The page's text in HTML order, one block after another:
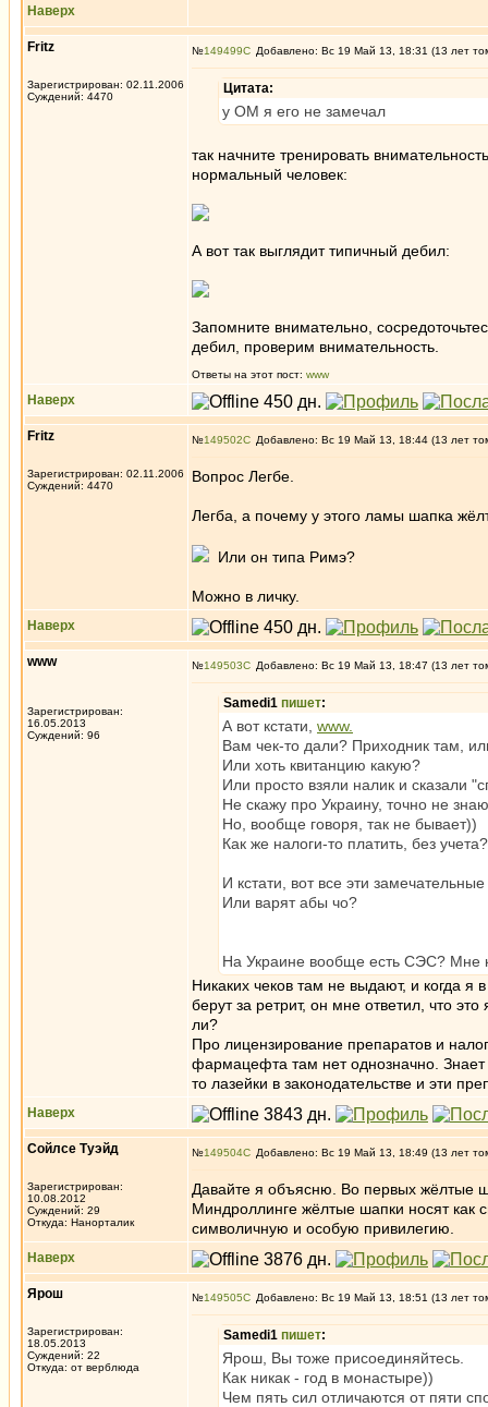
Наверх
Fritz
Зарегистрирован: 02.11.2006
Суждений: 4470
№149499 Добавлено: Вс 19 Май 13, 18:31 (13 лет
Цитата:
у ОМ я его не замечал
так начните тренировать
нормальный человек:
А вот так выглядит типичный дебил:
Запомните внимательно,
дебил, проверим внимательность.
Ответы на этот пост: www
Наверх
Fritz
Зарегистрирован: 02.11.2006
Суждений: 4470
№149502 Добавлено: Вс 19 Май 13, 18:44 (13 лет
Вопрос Легбе.
Легба, а почему у этого ламы шапка
Или он типа Римэ?
Можно в личку.
Наверх
www
Зарегистрирован:
16.05.2013
Суждений: 96
№149503 Добавлено: Вс 19 Май 13, 18:47 (13 лет
Samedi1 пишет:
А вот кстати, www.
Вам чек-то дали? Приходник там,
Или хоть квитанцию какую?
Или просто взяли налик и сказали
Не скажу про Украину, точно не
Но, вообще говоря, так не бывает))
Как же налоги-то платить, без
И кстати, вот все эти
Или варят абы чо?
На Украине вообще есть СЭС? Мне
Никаких чеков там не выдают, и когда
берут за ретрит, он мне ответил, что
ли?
Про лицензирование препаратов и
фармацефта там нет однозначно. Знает
то лазейки в законодательстве и эти
Наверх
Сойлсе Туэйд
Зарегистрирован:
10.08.2012
Суждений: 29
Откуда: Нанорталик
№149504 Добавлено: Вс 19 Май 13, 18:49 (13 лет
Давайте я объясню. Во первых жёлтые
Миндроллинге жёлтые шапки носят как
символичную и особую привилегию.
Наверх
Ярош
Зарегистрирован:
18.05.2013
Суждений: 22
Откуда: от верблюда
№149505 Добавлено: Вс 19 Май 13, 18:51 (13 лет
Samedi1 пишет:
Ярош, Вы тоже присоединяйтесь.
Как никак - год в монастыре))
Чем пять сил отличаются от пяти